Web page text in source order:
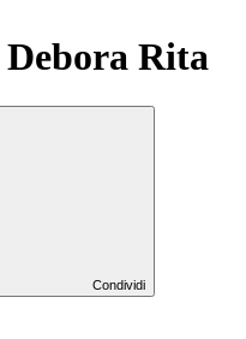
Debora Rita
Condividi